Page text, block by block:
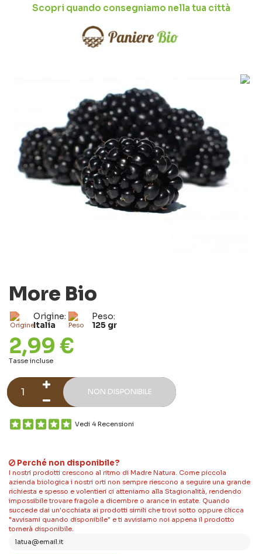
Scopri quando consegniamo nella tua città
More Bio
Origine:
Italia
Peso:
125 gr
2,99 €
Tasse incluse
NON DISPONIBILE
Vedi 4 Recensioni
Perché non disponibile?
I nostri prodotti crescono al ritmo di Madre Natura. Come piccola
azienda biologica i nostri orti non sempre riescono a seguire una grande
richiesta e spesso e volentieri ci atteniamo alla Stagionalità, rendendo
impossibile trovare fragole a dicembre o arance in estate. Quando
succede dai un'occhiata ai prodotti simili che trovi sotto oppure clicca
"avvisami quando disponibile" e ti avvisiamo noi appena il prodotto
tornerà disponibile.